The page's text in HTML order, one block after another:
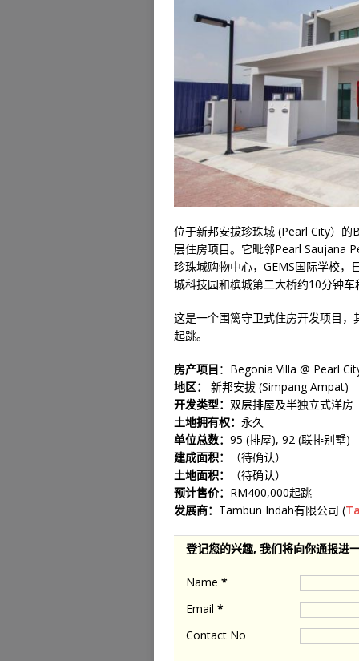
位于新邦安拔珍珠城 (Pearl City）
层住房项目。它毗邻Pearl Saujana
珍珠城购物中心，GEMS国际学校，
城科技园和槟城第二大桥约10分钟车
这是一个围篱守卫式住房开发项目
起跳。
房产项目：Begonia Villa @ Pearl
地区： 新邦安拔 (Simpang Ampat)
开发类型： 双层排屋及半独立式洋房
土地拥有权： 永久
单位总数： 95 (排屋), 92 (联排别墅)
建成面积：
（待确认）
土地面积：
（待确认）
预计售价： RM400,000起跳
发展商： Tambun Indah有限公司 (
登记您的兴趣, 我们将向你通报进
Name *
Email *
Contact No